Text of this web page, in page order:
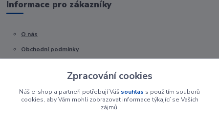
Informace pro zákazníky
O nás
Obchodní podmínky
Zpracování cookies
Náš e-shop a partneři potřebují Váš souhlas s použitím souborů
cookies, aby Vám mohli zobrazovat informace týkající se Vašich
zájmů.